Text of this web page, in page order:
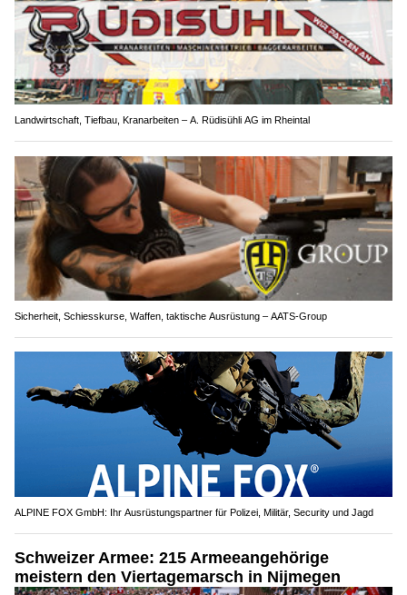
Landwirtschaft, Tiefbau, Kranarbeiten – A. Rüdisühli AG im Rheintal
Sicherheit, Schiesskurse, Waffen, taktische Ausrüstung – AATS-Group
ALPINE FOX GmbH: Ihr Ausrüstungspartner für Polizei, Militär, Security und Jagd
Schweizer Armee: 215 Armeeangehörige
meistern den Viertagemarsch in Nijmegen